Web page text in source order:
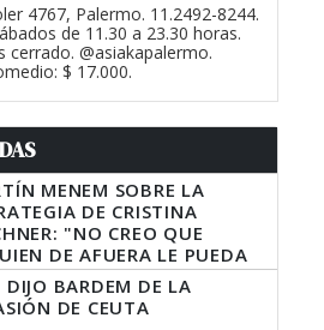
4767, Palermo. 11.2492-8244.
de 11.30 a 23.30 horas.
cerrado. @asiakapalermo.
$ 17.000.
MENEM SOBRE LA
DE CRISTINA
"NO CREO QUE
DE AFUERA LE PUEDA
A LA JUSTICIA LO QUE
QUE HACER"
DIJO BARDEM DE LA
DE CEUTA